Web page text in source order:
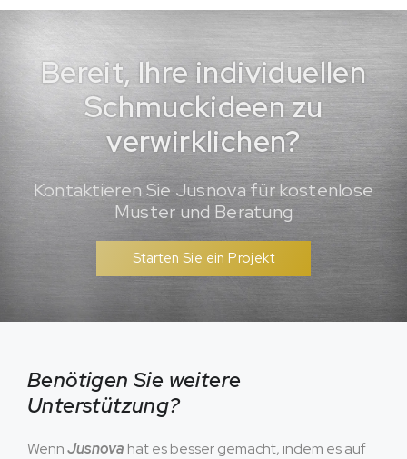
Bereit, Ihre individuellen
Schmuckideen zu
verwirklichen?
Kontaktieren Sie Jusnova für kostenlose
Muster und Beratung
Starten Sie ein Projekt
Benötigen Sie weitere
Unterstützung?
WennJusnova hat es besser gemacht, indem es auf